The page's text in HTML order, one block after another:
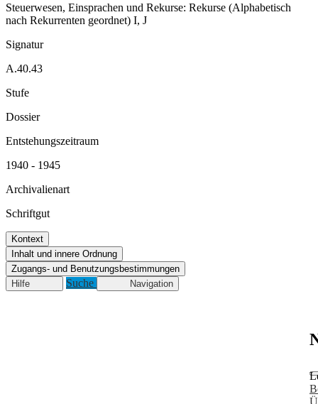
Steuerwesen, Einsprachen und Rekurse: Rekurse (Alphabetisch
nach Rekurrenten geordnet) I, J
Signatur
A.40.43
Stufe
Dossier
Entstehungszeitraum
1940 - 1945
Archivalienart
Schriftgut
Kontext
Inhalt und innere Ordnung
Zugangs- und Benutzungsbestimmungen
Hilfe
Suche Navigation